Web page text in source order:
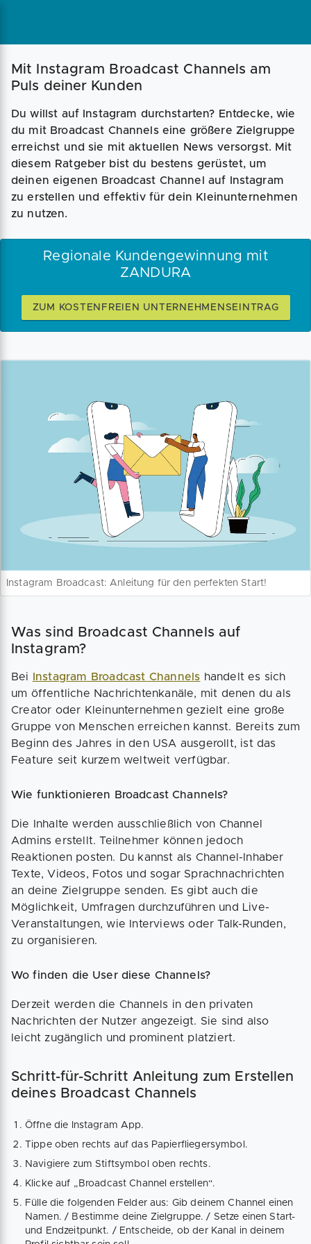
Mit Instagram Broadcast Channels am
Puls deiner Kunden
Du willst auf Instagram durchstarten? Entdecke, wie
du mit Broadcast Channels eine größere Zielgruppe
erreichst und sie mit aktuellen News versorgst. Mit
diesem Ratgeber bist du bestens gerüstet, um
deinen eigenen Broadcast Channel auf Instagram
zu erstellen und effektiv für dein Kleinunternehmen
zu nutzen.
Regionale Kundengewinnung mit
ZANDURA
ZUM KOSTENFREIEN UNTERNEHMENSEINTRAG
Instagram Broadcast: Anleitung für den perfekten Start!
Was sind Broadcast Channels auf
Instagram?
Bei Instagram Broadcast Channels handelt es sich
um öffentliche Nachrichtenkanäle, mit denen du als
Creator oder Kleinunternehmen gezielt eine große
Gruppe von Menschen erreichen kannst. Bereits zum
Beginn des Jahres in den USA ausgerollt, ist das
Feature seit kurzem weltweit verfügbar.
Wie funktionieren Broadcast Channels?
Die Inhalte werden ausschließlich von Channel
Admins erstellt. Teilnehmer können jedoch
Reaktionen posten. Du kannst als Channel-Inhaber
Texte, Videos, Fotos und sogar Sprachnachrichten
an deine Zielgruppe senden. Es gibt auch die
Möglichkeit, Umfragen durchzuführen und Live-
Veranstaltungen, wie Interviews oder Talk-Runden,
zu organisieren.
Wo finden die User diese Channels?
Derzeit werden die Channels in den privaten
Nachrichten der Nutzer angezeigt. Sie sind also
leicht zugänglich und prominent platziert.
Schritt-für-Schritt Anleitung zum Erstellen
deines Broadcast Channels
Öffne die Instagram App.
Tippe oben rechts auf das Papierfliegersymbol.
Navigiere zum Stiftsymbol oben rechts.
Klicke auf „Broadcast Channel erstellen“.
Fülle die folgenden Felder aus: Gib deinem Channel einen
Namen. / Bestimme deine Zielgruppe. / Setze einen Start-
und Endzeitpunkt. / Entscheide, ob der Kanal in deinem